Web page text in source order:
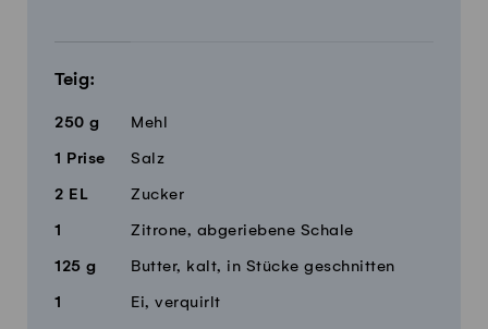
Teig:
250 g Mehl
1 Prise Salz
2 EL Zucker
1 Zitrone, abgeriebene Schale
125 g Butter, kalt, in Stücke geschnitten
1 Ei, verquirlt